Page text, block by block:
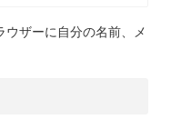
ウザーに自分の名前、メ